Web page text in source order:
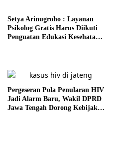
Setya Arinugroho : Layanan
Psikolog Gratis Harus Diikuti
Penguatan Edukasi Kesehatan
Pergeseran Pola Penularan HIV
Jadi Alarm Baru, Wakil DPRD
Jawa Tengah Dorong Kebijakan